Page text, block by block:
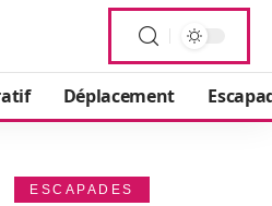
Déplacement
ESCAPADES